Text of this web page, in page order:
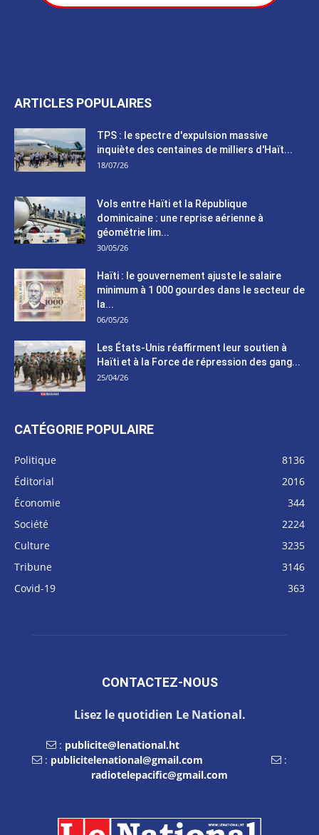
ARTICLES POPULAIRES
TPS : le spectre d'expulsion massive
inquiète des centaines de milliers d'Haït...
18/07/26
Vols entre Haïti et la République
dominicaine : une reprise aérienne à
géométrie lim...
30/05/26
Haïti : le gouvernement ajuste le salaire
minimum à 1 000 gourdes dans le secteur de
la...
06/05/26
Les États-Unis réaffirment leur soutien à
Haïti et à la Force de répression des gang...
25/04/26
CATÉGORIE POPULAIRE
Politique
8136
Éditorial
2016
Économie
344
Société
2224
Culture
3235
Tribune
3146
Covid-19
363
CONTACTEZ-NOUS
Lisez le quotidien Le National.
: publicite@lenational.ht
: publicitelenational@gmail.com
:
radiotelepacific@gmail.com